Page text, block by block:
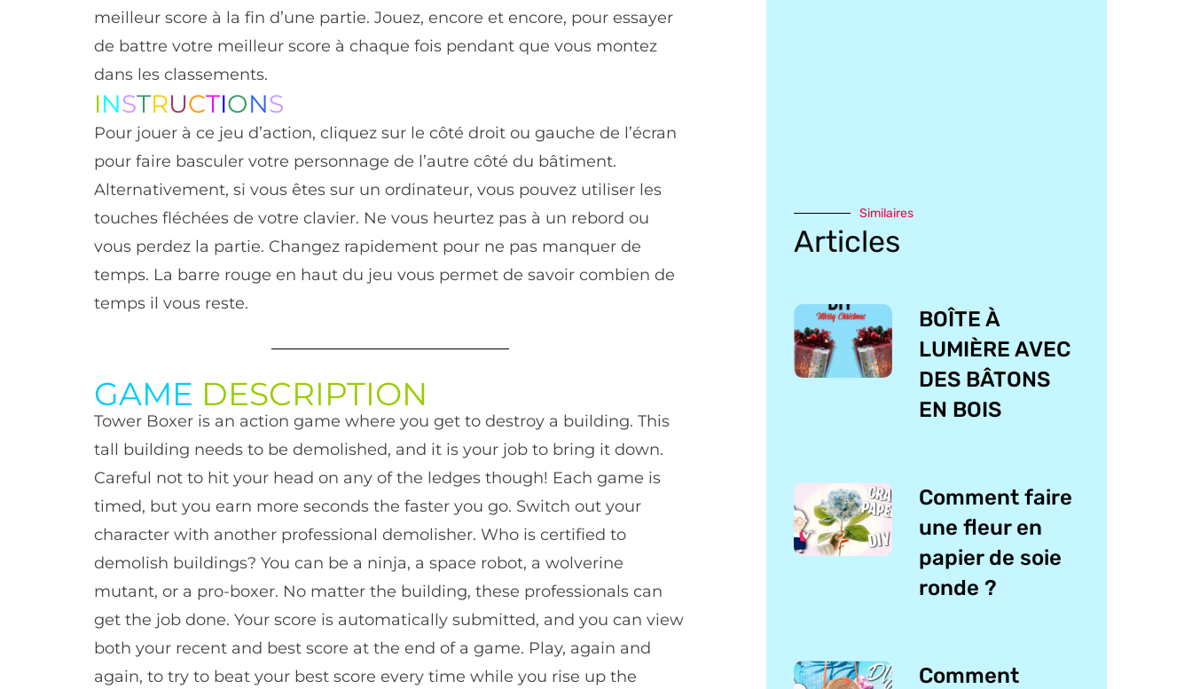
meilleur score à la fin d’une partie. Jouez, encore et encore, pour essayer
de battre votre meilleur score à chaque fois pendant que vous montez
dans les classements.
INSTRUCTIONS
Pour jouer à ce jeu d’action, cliquez sur le côté droit ou gauche de l’écran
pour faire basculer votre personnage de l’autre côté du bâtiment.
Alternativement, si vous êtes sur un ordinateur, vous pouvez utiliser les
touches fléchées de votre clavier. Ne vous heurtez pas à un rebord ou
vous perdez la partie. Changez rapidement pour ne pas manquer de
temps. La barre rouge en haut du jeu vous permet de savoir combien de
temps il vous reste.
GAME DESCRIPTION
Tower Boxer is an action game where you get to destroy a building. This
tall building needs to be demolished, and it is your job to bring it down.
Careful not to hit your head on any of the ledges though! Each game is
timed, but you earn more seconds the faster you go. Switch out your
character with another professional demolisher. Who is certified to
demolish buildings? You can be a ninja, a space robot, a wolverine
mutant, or a pro-boxer. No matter the building, these professionals can
get the job done. Your score is automatically submitted, and you can view
both your recent and best score at the end of a game. Play, again and
again, to try to beat your best score every time while you rise up the
Similaires
Articles
BOÎTE À
LUMIÈRE AVEC
DES BÂTONS
EN BOIS
Comment faire
une fleur en
papier de soie
ronde ?
Comment